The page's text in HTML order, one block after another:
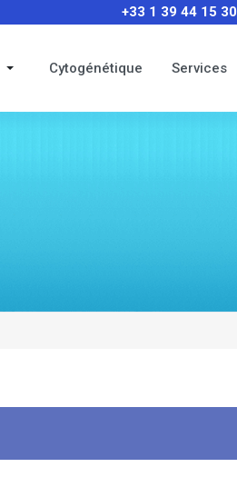
+33 1 39 44 15 30
Cytogénétique Services